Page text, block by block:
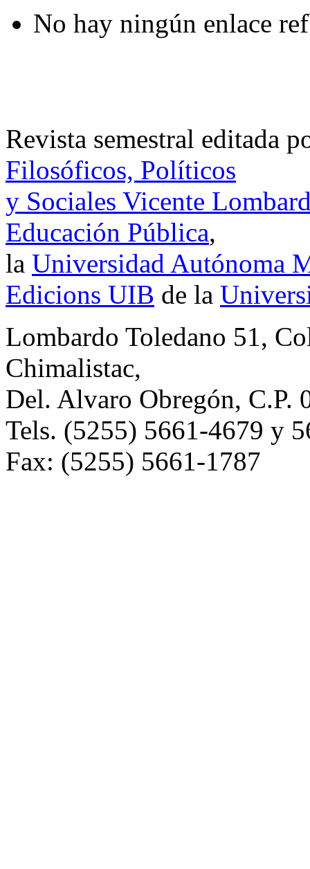
No hay ningún enlace
Revista semestral editada
Filosóficos, Políticos
y Sociales Vicente
Educación Pública,
la Universidad Autónoma
Edicions UIB de la
Lombardo Toledano 51,
Chimalistac,
Del. Alvaro Obregón, C.P.
Tels. (5255) 5661-4679 y
Fax: (5255) 5661-1787